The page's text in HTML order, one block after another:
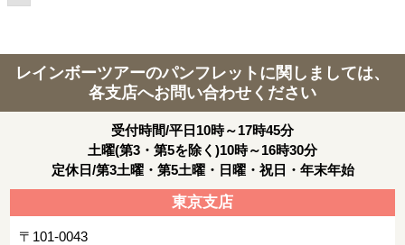
レインボーツアーのパンフレットに関しましては、
各支店へお問い合わせください
受付時間/平日10時～17時45分
土曜(第3・第5を除く)10時～16時30分
定休日/第3土曜・第5土曜・日曜・祝日・年末年始
東京支店
〒101-0043